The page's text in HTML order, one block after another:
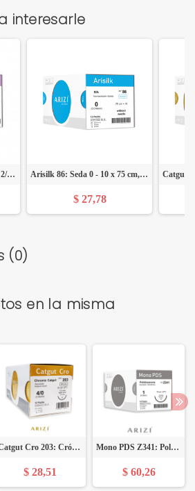
interesarle
Aricryl 339: Poliglactina 910 2/0 - 70 cm, Aguja de 1/2 Círculo Punta Cónica 36 mm - Caja x 12 Unidades - ARIZI Arisilk 86: Seda 0 - 10 x 75 cm, Sin Aguja - Caja x 12 Unidades - ARIZI
$ 27,78
(0)
en la misma
Catgut Cro 203: Crómico 4/0 - 70 cm, Aguja de 1/2 Círculo Punta Cónica 17 mm - Caja x 12 Unidades - ARIZI
$ 28,51
Mono PDS Z341: Polidioxanone 1 - 70 cm, Aguja de 1/2 Círculo de Punta Cónica 37 mm - Caja x 12 Unidades - ARIZI
$ 60,26